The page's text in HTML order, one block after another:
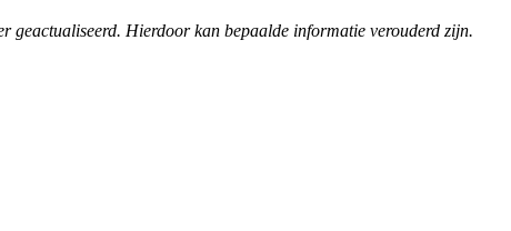
geactualiseerd. Hierdoor kan bepaalde informatie verouderd zijn.